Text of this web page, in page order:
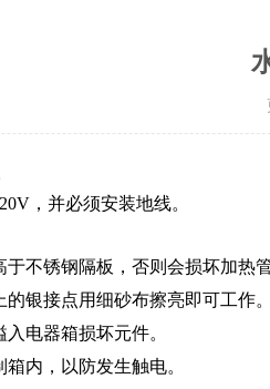
，并必须安装地线。
不锈钢隔板，否则会损坏加热管
银接点用细砂布擦亮即可工作。
电器箱损坏元件。
内，以防发生触电。